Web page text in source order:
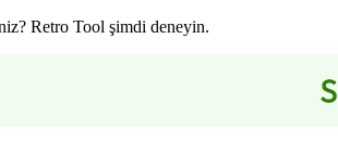
Retro Tool şimdi deneyin.